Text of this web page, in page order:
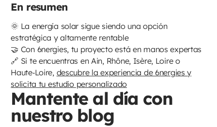
En resumen
🌞 La energía solar sigue siendo una opción
estratégica y altamente rentable
🤝 Con 6nergies, tu proyecto está en manos expertas
🔗 Si te encuentras en Ain, Rhône, Isère, Loire o
Haute‑Loire, descubre la experiencia de 6nergies y
solicita tu estudio personalizado
Mantente al día con
nuestro blog